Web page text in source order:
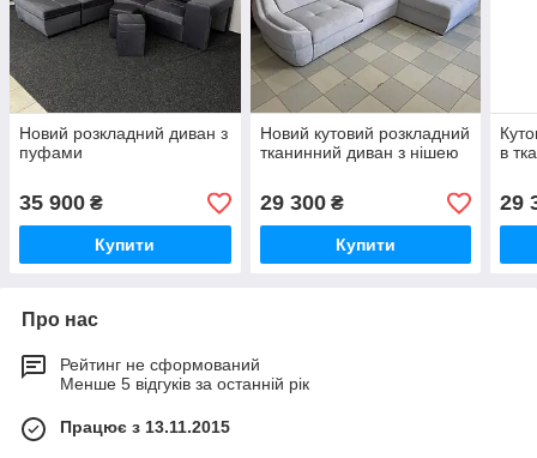
Новий розкладний диван з
пуфами
35 900 ₴
Купити
Новий кутовий розкладний
тканинний диван з нішею
29 300₴
Купити
в
29
Про нас
Рейтинг не сформований
Менше 5 відгуків за останній рік
Працює з 13.11.2015